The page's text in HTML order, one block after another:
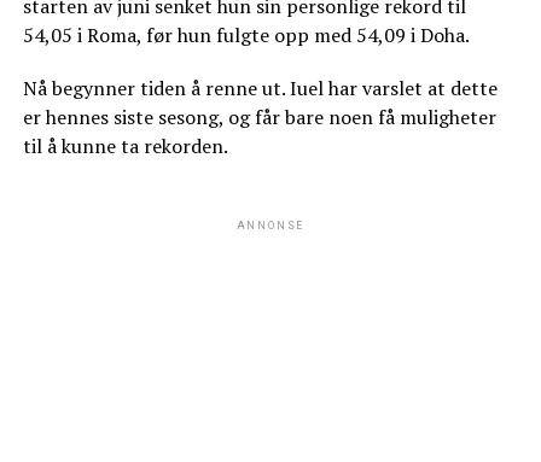
starten av juni senket hun sin personlige rekord til
54,05 i Roma, før hun fulgte opp med 54,09 i Doha.
Nå begynner tiden å renne ut. Iuel har varslet at dette
er hennes siste sesong, og får bare noen få muligheter
til å kunne ta rekorden.
ANNONSE